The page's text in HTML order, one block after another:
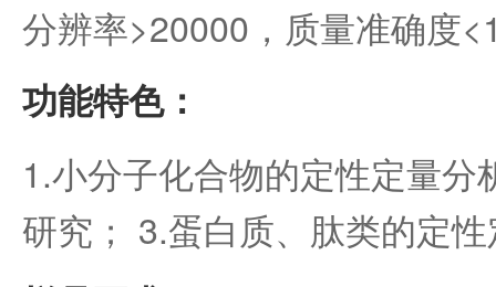
分辨率>20000，质量准确度
功能特色：
1.小分子化合物的定性定量分
研究； 3.蛋白质、肽类的定